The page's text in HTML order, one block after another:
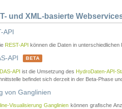
und XML-basierte
API
REST-API können die Daten in
API BETA
API ist die Umsetzung des HydroDaten-API-
befindet sich derzeit in der Beta-Phase
von Ganglinien
Visualisierung Ganglinien können grafische